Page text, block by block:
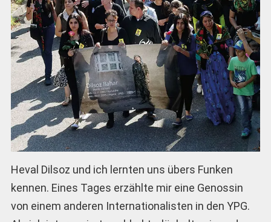
Heval Dilsoz und ich lernten uns übers Funken
kennen. Eines Tages erzählte mir eine Genossin
von einem anderen Internationalisten in den YPG.